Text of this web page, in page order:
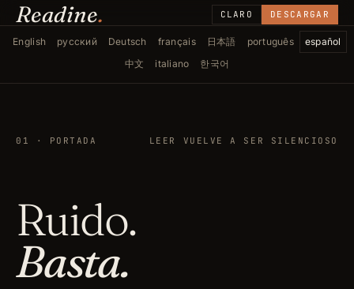
Readine. CLARO DESCARGAR
English русский Deutsch français 日本語 português
español
中文
italiano 한국어
01 · PORTADA LEER VUELVE A SER SILENCIOSO
Ruido.
Basta.